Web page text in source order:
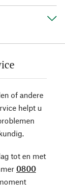
of andere
helpt u
tot en met
0800